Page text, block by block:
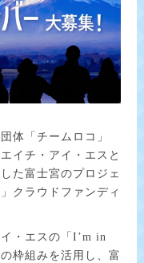
体「チームロコ」
イチ・アイ・エスと
た富士宮のプロジェ
クラウドファンディ
・エスの「I’m in
枠組みを活用し、富